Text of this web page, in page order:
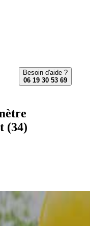
Besoin d'aide ?
06 19 30 53 69
(34)